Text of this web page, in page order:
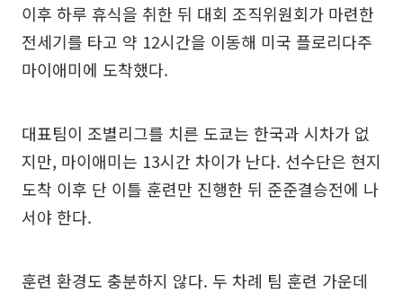
이후 하루 휴식을 취한 뒤 대회 조직위원회가 마련한
전세기를 타고 약 12시간을 이동해 미국 플로리다주
마이애미에 도착했다.
대표팀이 조별리그를 치른 도쿄는 한국과 시차가 없
지만, 마이애미는 13시간 차이가 난다. 선수단은 현지
도착 이후 단 이틀 훈련만 진행한 뒤 준준결승전에 나
서야 한다.
훈련 환경도 충분하지 않다. 두 차례 팀 훈련 가운데